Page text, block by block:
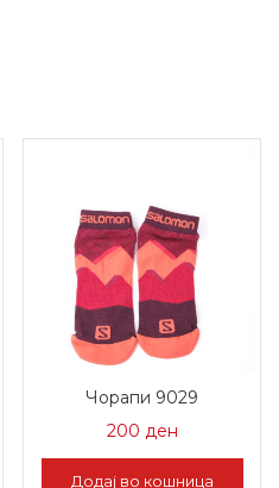
Чорапи 9029
200 ден
Додај во кошница